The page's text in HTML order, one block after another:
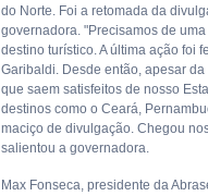
do Norte. Foi a retomada da
governadora. "Precisamos de
destino turístico. A última ação foi
Garibaldi. Desde então, apesar
que saem satisfeitos de nosso
destinos como o Ceará,
maciço de divulgação. Chegou
salientou a governadora.
Max Fonseca, presidente da